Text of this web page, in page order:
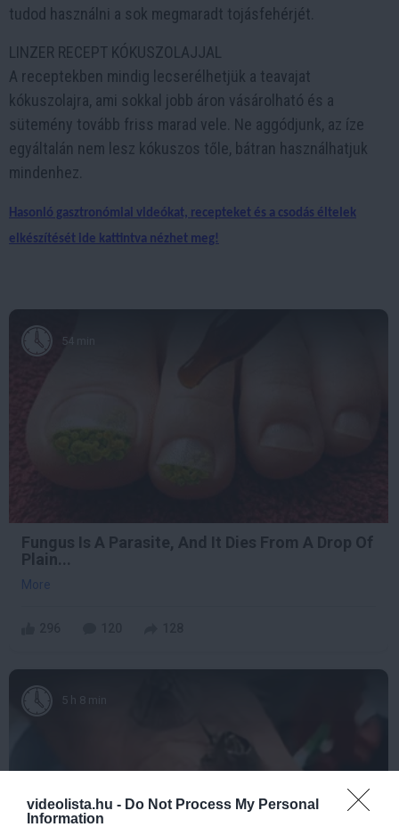
videolista.hu - Do Not Process My Personal
Information
tudod használni a sok megmaradt tojásfehérjét.
LINZER RECEPT KÓKUSZOLAJJAL
A receptekben mindig lecserélhetjük a teavajat
kókuszolajra, ami sokkal jobb áron vásárolható és a
sütemény tovább friss marad vele. Ne aggódjunk, az íze
egyáltalán nem lesz kókuszos tőle, bátran használhatjuk
mindenhez.
Hasonló gasztronómiai videókat, recepteket és a csodás éltelek
elkészítését ide kattintva nézhet meg!
54 min
Fungus Is A Parasite, And It Dies From A Drop Of
Plain...
More
5 h 8 min